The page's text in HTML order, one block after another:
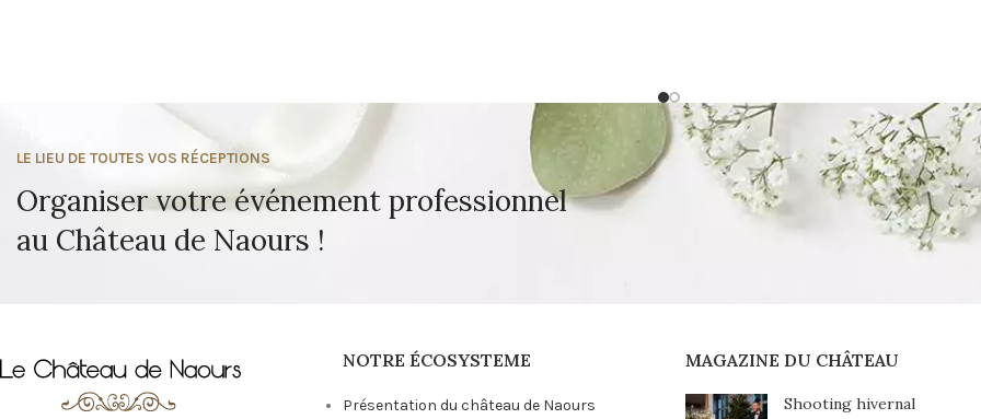
LE LIEU DE TOUTES VOS RÉCEPTIONS
Organiser votre événement professionnel
au Château de Naours !
NOTRE ÉCOSYSTEME
Présentation du château de Naours
MAGAZINE DU CHÂTEAU
Shooting hivernal